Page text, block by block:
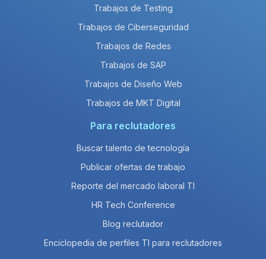
Trabajos de Testing
Trabajos de Ciberseguridad
Trabajos de Redes
Trabajos de SAP
Trabajos de Diseño Web
Trabajos de MKT Digital
Para reclutadores
Buscar talento de tecnología
Publicar ofertas de trabajo
Reporte del mercado laboral TI
HR Tech Conference
Blog reclutador
Enciclopedia de perfiles TI para reclutadores